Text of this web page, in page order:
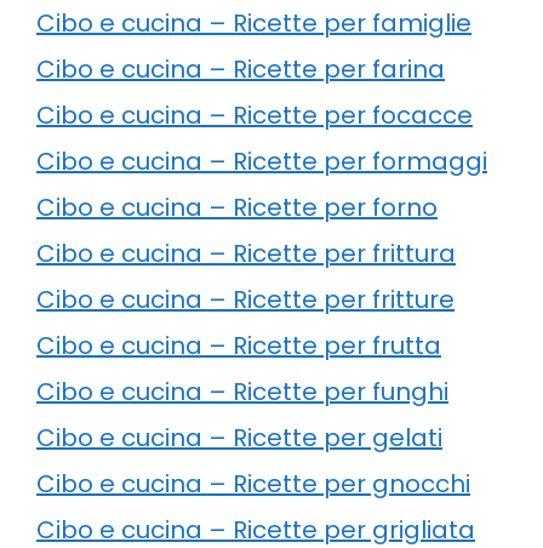
Cibo e cucina – Ricette per famiglie
Cibo e cucina – Ricette per farina
Cibo e cucina – Ricette per focacce
Cibo e cucina – Ricette per formaggi
Cibo e cucina – Ricette per forno
Cibo e cucina – Ricette per frittura
Cibo e cucina – Ricette per fritture
Cibo e cucina – Ricette per frutta
Cibo e cucina – Ricette per funghi
Cibo e cucina – Ricette per gelati
Cibo e cucina – Ricette per gnocchi
Cibo e cucina – Ricette per grigliata